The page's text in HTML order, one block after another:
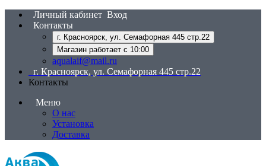
Личный кабинет Вход
Контакты
г. Красноярск, ул. Семафорная 445 стр.22
Магазин работает с 10:00
aqualaif@mail.ru
г. Красноярск, ул. Семафорная 445 стр.22
Контакты
Меню
О нас
Установка
Доставка